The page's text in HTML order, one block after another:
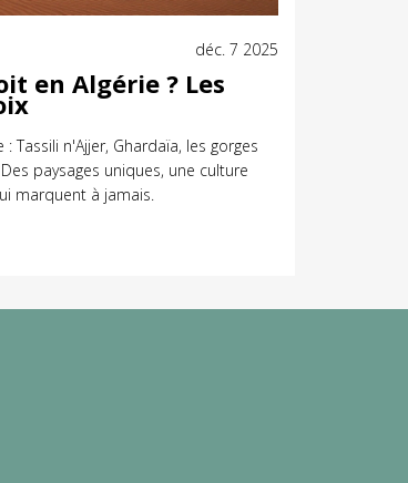
déc. 7 2025
en Algérie ? Les
Tassili n'Ajjer, Ghardaïa, les gorges
paysages uniques, une culture
marquent à jamais.